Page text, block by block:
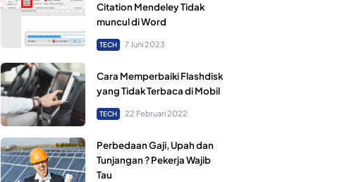
Citation Mendeley Tidak
muncul di Word
TECH 7 Juni 2023
Cara Memperbaiki Flashdisk
yang Tidak Terbaca di Mobil
TECH 22 Februari 2022
Perbedaan Gaji, Upah dan
Tunjangan ? Pekerja Wajib
Tau